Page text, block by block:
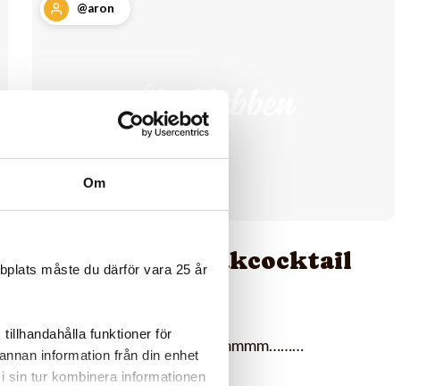
Om
måste du därför vara 25 år
funktioner för
information från din enhet
sin tur kombinera informationen
@aron
Mexikansk räkcocktail
En liten hetare cocktail mmmm………